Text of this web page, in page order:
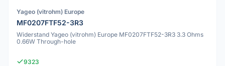
Yageo (vitrohm) Europe
MF0207FTF52-3R3
Widerstand Yageo (vitrohm) Europe MF0207FTF52-3R3 3.3 Ohms
0.66W Through-hole
9323